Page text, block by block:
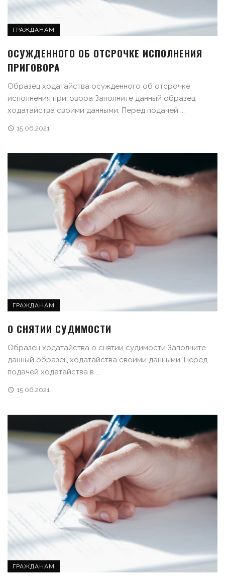
ГРАЖДАНАМ
ОСУЖДЕННОГО ОБ ОТСРОЧКЕ ИСПОЛНЕНИЯ
ПРИГОВОРА
Образец ходатайства осужденного об отсрочке
исполнения приговора Заполните данный образец
ходатайства своими данными. Перед подачей ...
15.06.2021
ГРАЖДАНАМ
О СНЯТИИ СУДИМОСТИ
Образец ходатайства о снятии судимости Заполните
данный образец ходатайства своими данными. Перед
подачей ходатайства в ...
15.06.2021
ГРАЖДАНАМ